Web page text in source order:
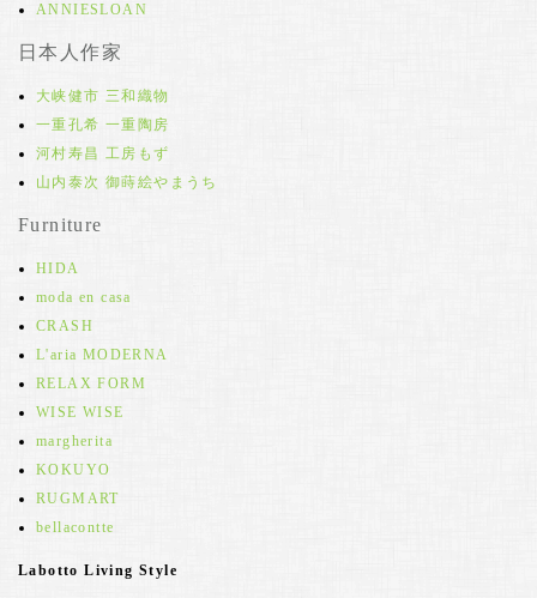
ANNIESLOAN
日本人作家
大峡健市 三和織物
一重孔希 一重陶房
河村寿昌 工房もず
山内泰次 御蒔絵やまうち
Furniture
HIDA
moda en casa
CRASH
L'aria MODERNA
RELAX FORM
WISE WISE
margherita
KOKUYO
RUGMART
bellacontte
Labotto Living Style